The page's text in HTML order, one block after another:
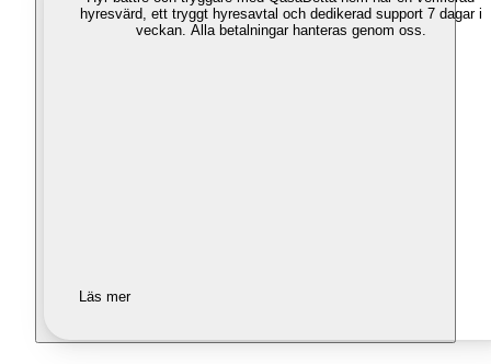
hyresvärd, ett tryggt hyresavtal och dedikerad support 7 dagar i
veckan. Alla betalningar hanteras genom oss.
Läs mer